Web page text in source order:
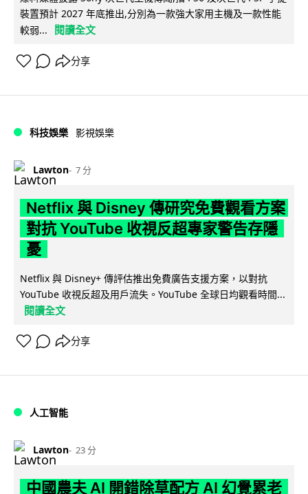
裝置預計 2027 年底推出,分別為一款強大家用主機及一款性能
較弱...
閱讀全文
分享
科技娛樂 影視娛樂
Lawton 7 分
Netflix 與 Disney 傳研究免費觀看方案
對抗 YouTube 收視反超專家警告存隱
憂
Netflix 與 Disney+ 傳評估推出免費廣告支援方案，以對抗
YouTube 收視反超及用戶流失。YouTube 全球日均觀看時間...
閱讀全文
分享
人工智能
Lawton 23 分
中國農夫 AI 開錯除草配方 AI 幻覺累老